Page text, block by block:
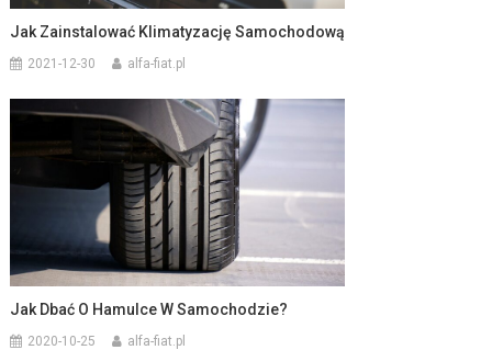
Jak Zainstalować Klimatyzację Samochodową
2021-12-30 alfa-fiat.pl
Jak Dbać O Hamulce W Samochodzie?
2020-10-25 alfa-fiat.pl